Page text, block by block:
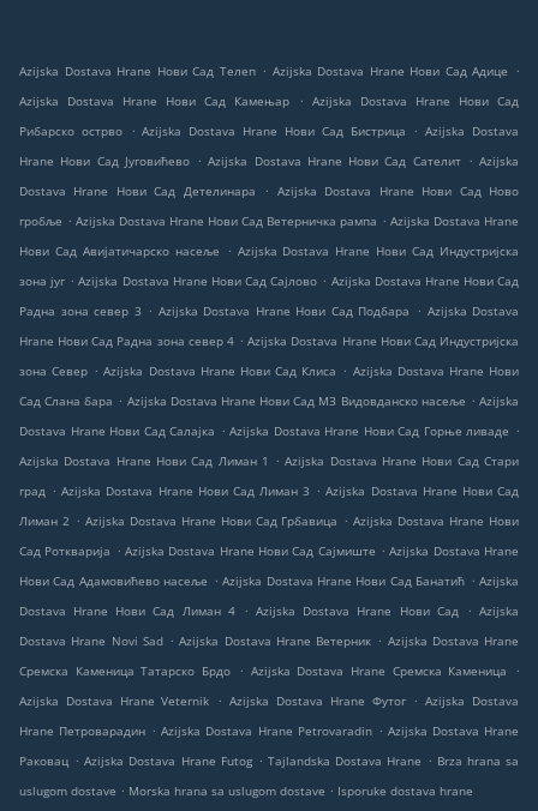
Azijska Dostava Hrane Нови Сад Телеп . Azijska Dostava Hrane Нови Сад Адице
.
Azijska Dostava Hrane Нови Сад Камењар
. Azijska Dostava Hrane Нови Сад
Рибарско острво
. Azijska Dostava Hrane Нови Сад Бистрица . Azijska Dostava
Hrane Нови Сад Југовићево . Azijska Dostava Hrane Нови Сад Сателит . Azijska
Dostava Hrane Нови Сад Детелинара
. Azijska Dostava Hrane Нови Сад Ново
гробље . Azijska Dostava Hrane Нови Сад Ветерничка рампа . Azijska Dostava Hrane
Нови Сад Авијатичарско насеље
. Azijska Dostava Hrane Нови Сад Индустријска
зона југ . Azijska Dostava Hrane Нови Сад Сајлово . Azijska Dostava Hrane Нови Сад
Радна зона север 3 . Azijska Dostava Hrane Нови Сад Подбара . Azijska Dostava
Hrane Нови Сад Радна зона север 4 . Azijska Dostava Hrane Нови Сад Индустријска
зона Север . Azijska Dostava Hrane Нови Сад Клиса . Azijska Dostava Hrane Нови
Сад Слана бара . Azijska Dostava Hrane Нови Сад МЗ Видовданско насеље . Azijska
Dostava Hrane Нови Сад Салајка . Azijska Dostava Hrane Нови Сад Горње ливаде .
Azijska Dostava Hrane Нови Сад Лиман 1
. Azijska Dostava Hrane Нови Сад Стари
град . Azijska Dostava Hrane Нови Сад Лиман 3 . Azijska Dostava Hrane Нови Сад
Лиман 2 . Azijska Dostava Hrane Нови Сад Грбавица . Azijska Dostava Hrane Нови
Сад Роткварија . Azijska Dostava Hrane Нови Сад Сајмиште . Azijska Dostava Hrane
Нови Сад Адамовићево насеље . Azijska Dostava Hrane Нови Сад Банатић . Azijska
Dostava Hrane Нови Сад Лиман 4
. Azijska Dostava Hrane Нови Сад . Azijska
Dostava Hrane Novi Sad . Azijska Dostava Hrane Ветерник . Azijska Dostava Hrane
Сремска Каменица Татарско Брдо
. Azijska Dostava Hrane Сремска Каменица
.
Azijska Dostava Hrane Veternik
. Azijska Dostava Hrane Футог . Azijska Dostava
Hrane Петроварадин . Azijska Dostava Hrane Petrovaradin . Azijska Dostava Hrane
Раковац . Azijska Dostava Hrane Futog . Tajlandska Dostava Hrane . Brza hrana sa
uslugom dostave . Morska hrana sa uslugom dostave . Isporuke dostava hrane